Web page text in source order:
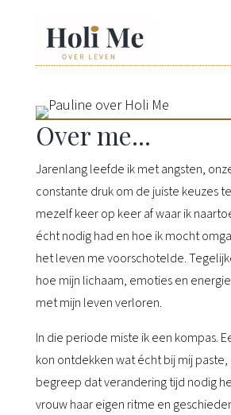
Over me...
Jarenlang leefde ik met angsten,
constante druk om de juiste keuzes
mezelf keer op keer af waar ik
écht nodig had en hoe ik mocht
het leven me voorschotelde.
hoe mijn lichaam, emoties en
met mijn leven verloren.
In die periode miste ik een kompas.
kon ontdekken wat écht bij mij
begreep dat verandering tijd nodig
vrouw haar eigen ritme en